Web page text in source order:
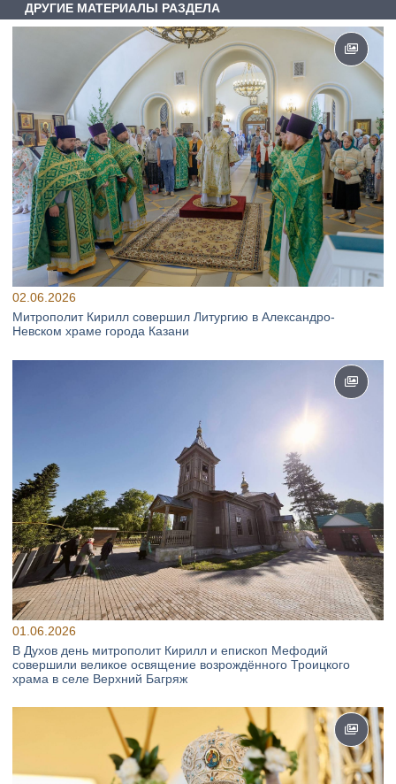
ДРУГИЕ МАТЕРИАЛЫ РАЗДЕЛА
02.06.2026
Митрополит Кирилл совершил Литургию в Александро-
Невском храме города Казани
01.06.2026
В Духов день митрополит Кирилл и епископ Мефодий
совершили великое освящение возрождённого Троицкого
храма в селе Верхний Багряж